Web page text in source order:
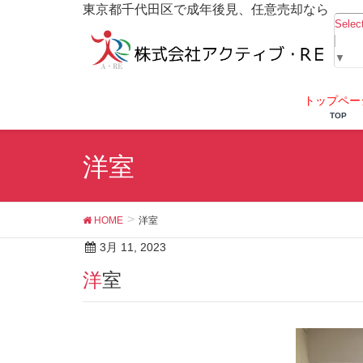
東京都千代田区で成年後見、任意売却なら
▼
トップペ
TOP
洋室
HOME 洋室
3月 11, 2023
洋室